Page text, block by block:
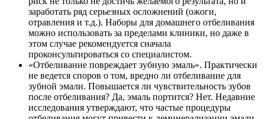
заработать ряд серьезных осложнений (ожоги,
отравления и т.д.). Наборы для домашнего отбеливания
можно использовать за пределами клиники, но даже в
этом случае рекомендуется сначала
проконсультироваться со специалистом.
«Отбеливание повреждает зубную эмаль». Практически
не ведется споров о том, вредно ли отбеливание для
зубной эмали. Повышается ли чувствительность зубов
после отбеливания? Да, эмаль портится? Нет. Недавние
исследования утверждают, что частые процедуры